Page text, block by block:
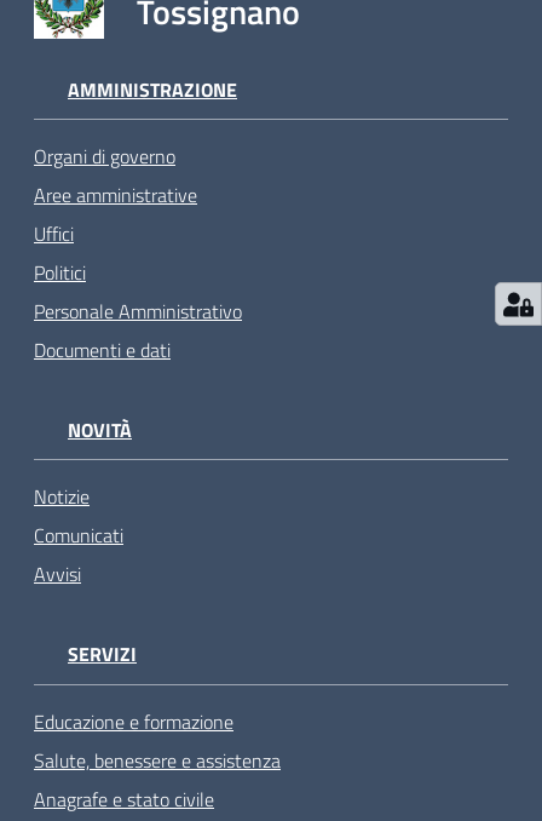
Tossignano
AMMINISTRAZIONE
Organi di governo
Aree amministrative
Uffici
Politici
Personale Amministrativo
Documenti e dati
NOVITÀ
Notizie
Comunicati
Avvisi
SERVIZI
Educazione e formazione
Salute, benessere e assistenza
Anagrafe e stato civile